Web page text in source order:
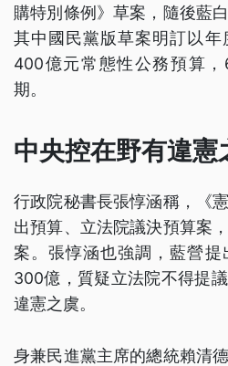
購特別條例》草案，隨後藍
其中國民黨版草案明訂以年
400億元常態性公務預算
期。
中央控在野有違憲
行政院秘書長張惇涵稱，《
出預算、立法院議決預算案
案。張惇涵也強調，藍營
300億，質疑立法院不得提
違憲之虞。
身兼民進黨主席的總統賴清